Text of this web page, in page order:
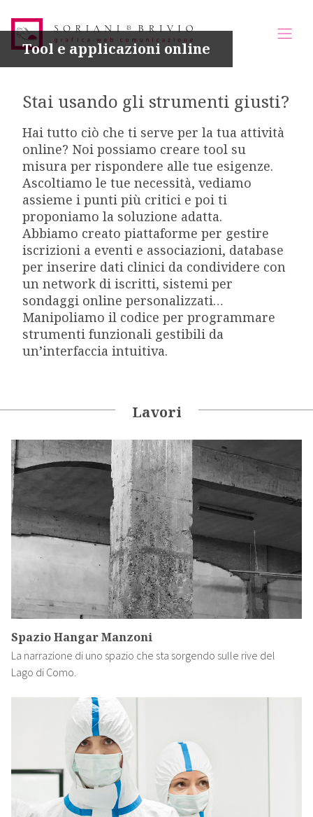
Tool e applicazioni online
Stai usando gli strumenti giusti?
Hai tutto ciò che ti serve per la tua attività
online? Noi possiamo creare tool su
misura per rispondere alle tue esigenze.
Ascoltiamo le tue necessità, vediamo
assieme i punti più critici e poi ti
proponiamo la soluzione adatta.
Abbiamo creato piattaforme per gestire
iscrizioni a eventi e associazioni, database
per inserire dati clinici da condividere con
un network di iscritti, sistemi per
sondaggi online personalizzati…
Manipoliamo il codice per programmare
strumenti funzionali gestibili da
un’interfaccia intuitiva.
Lavori
Spazio Hangar Manzoni
La narrazione di uno spazio che sta sorgendo sulle rive del
Lago di Como.